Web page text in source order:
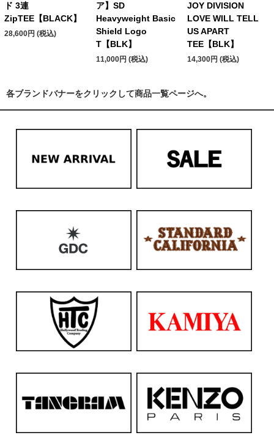
ド 3連
ZipTEE【BLACK】
28,600円 (税込)
ア】SD
Heavyweight Basic
Shield Logo
T【BLK】
11,000円 (税込)
JOY DIVISION
LOVE WILL TELL
US APART
TEE【BLK】
14,300円 (税込)
各ブランドバナーをクリックして商品一覧ページへ。